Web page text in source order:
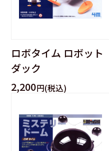
ロボタイム ロボット
ダック
2,200円(税込)